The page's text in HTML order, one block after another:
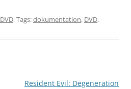
DVD, Tags:dokumentation, DVD.
Resident Evil: Degeneration